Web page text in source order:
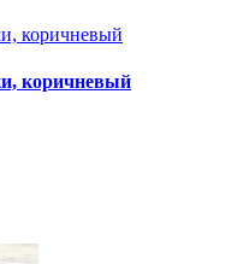
коричневый